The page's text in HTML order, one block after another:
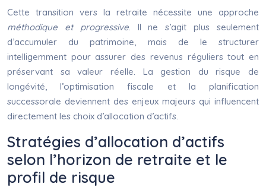
Cette transition vers la retraite nécessite une approche
méthodique et progressive. Il ne s’agit plus seulement
d’accumuler du patrimoine, mais de le structurer
intelligemment pour assurer des revenus réguliers tout en
préservant sa valeur réelle. La gestion du risque de
longévité, l’optimisation fiscale et la planification
successorale deviennent des enjeux majeurs qui influencent
directement les choix d’allocation d’actifs.
Stratégies d’allocation d’actifs
selon l’horizon de retraite et le
profil de risque